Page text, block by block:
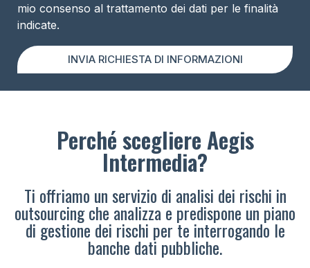
mio consenso al trattamento dei dati per le finalità
indicate.
INVIA RICHIESTA DI INFORMAZIONI
Perché scegliere Aegis
Intermedia?
Ti offriamo un servizio di analisi dei rischi in
outsourcing che analizza e predispone un piano
di gestione dei rischi per te interrogando le
banche dati pubbliche.